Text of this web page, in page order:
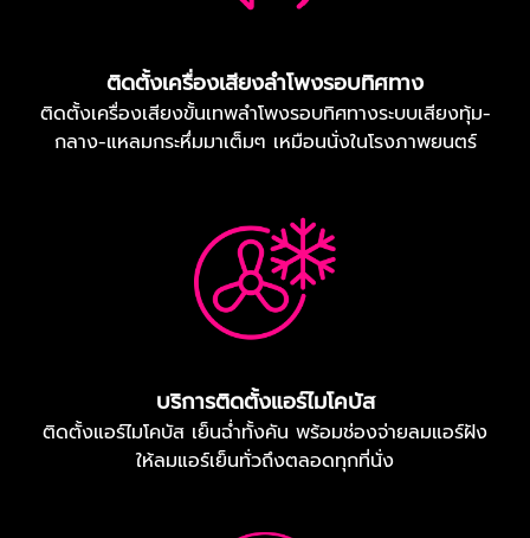
ติดตั้งเครื่องเสียงลำโพงรอบทิศทาง
ติดตั้งเครื่องเสียงขั้นเทพลำโพงรอบทิศทางระบบเสียงทุ้ม-
กลาง-แหลมกระหึ่มมาเต็มๆ เหมือนนั่งในโรงภาพยนตร์
บริการติดตั้งแอร์ไมโคบัส
ติดตั้งแอร์ไมโคบัส เย็นฉ่ำทั้งคัน พร้อมช่องจ่ายลมแอร์ฝัง
ให้ลมแอร์เย็นทั่วถึงตลอดทุกที่นั่ง